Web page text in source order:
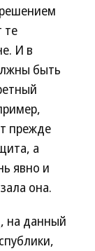
те
И в
быть
прежде
а
явно и
она.
на данный